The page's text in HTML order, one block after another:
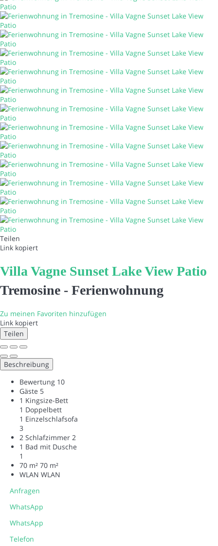
Teilen
Link kopiert
Villa Vagne Sunset Lake View Patio
Tremosine - Ferienwohnung
Zu meinen Favoriten hinzufügen
Link kopiert
Teilen
Beschreibung
Bewertung 10
Gäste 5
1 Kingsize-Bett
1 Doppelbett
1 Einzelschlafsofa
3
2 Schlafzimmer 2
1 Bad mit Dusche
1
70 m² 70 m²
WLAN WLAN
Anfragen
WhatsApp
WhatsApp
Telefon